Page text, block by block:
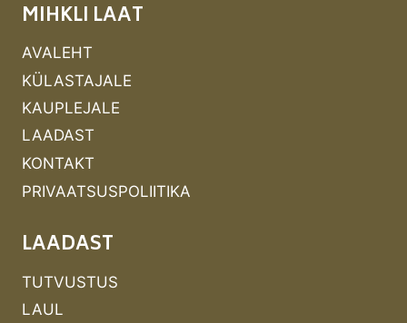
MIHKLI LAAT
AVALEHT
KÜLASTAJALE
KAUPLEJALE
LAADAST
KONTAKT
PRIVAATSUSPOLIITIKA
LAADAST
TUTVUSTUS
LAUL